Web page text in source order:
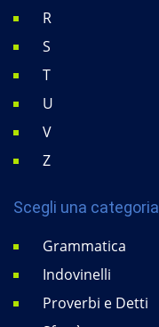
R
S
T
U
V
Z
Scegli una categoria
Grammatica
Indovinelli
Proverbi e Detti